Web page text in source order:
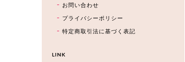
お問い合わせ
プライバシーポリシー
特定商取引法に基づく表記
LINK